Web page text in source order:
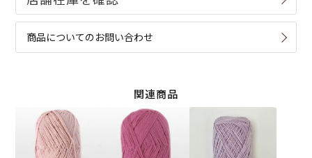
商品についてのお問い合わせ
関連商品